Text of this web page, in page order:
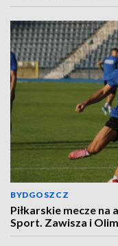
BYDGOSZCZ
Piłkarskie mecze na
Sport. Zawisza i